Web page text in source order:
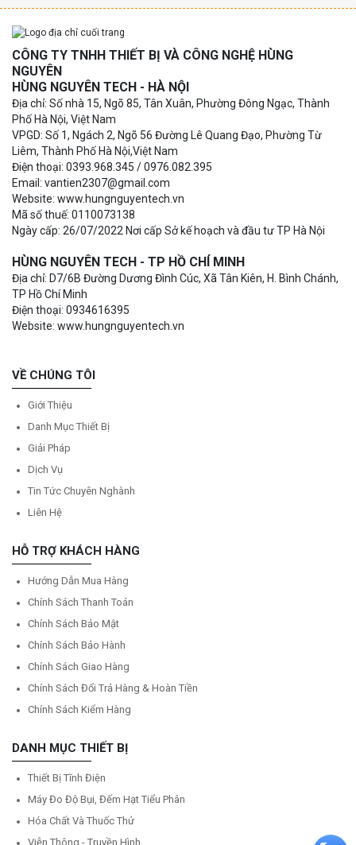
CÔNG TY TNHH THIẾT BỊ VÀ CÔNG NGHỆ HÙNG
NGUYÊN
HÙNG NGUYÊN TECH - HÀ NỘI
Địa chỉ: Số nhà 15, Ngõ 85, Tân Xuân, Phường Đông Ngạc, Thành
Phố Hà Nội, Việt Nam
VPGD: Số 1, Ngách 2, Ngõ 56 Đường Lê Quang Đạo, Phường Từ
Liêm, Thành Phố Hà Nội,Việt Nam
Điện thoại: 0393.968.345 / 0976.082.395
Email: vantien2307@gmail.com
Website: www.hungnguyentech.vn
Mã số thuế: 0110073138
Ngày cấp: 26/07/2022 Nơi cấp Sở kế hoạch và đầu tư TP Hà Nội
HÙNG NGUYÊN TECH - TP HỒ CHÍ MINH
Địa chỉ: D7/6B Đường Dương Đình Cúc, Xã Tân Kiên, H. Bình Chánh,
TP Hồ Chí Minh
Điện thoại: 0934616395
Website: www.hungnguyentech.vn
VỀ CHÚNG TÔI
Giới Thiệu
Danh Mục Thiết Bị
Giải Pháp
Dịch Vụ
Tin Tức Chuyên Nghành
Liên Hệ
HỖ TRỢ KHÁCH HÀNG
Hướng Dẫn Mua Hàng
Chính Sách Thanh Toán
Chính Sách Bảo Mật
Chính Sách Bảo Hành
Chính Sách Giao Hàng
Chính Sách Đổi Trả Hàng & Hoàn Tiền
Chính Sách Kiểm Hàng
DANH MỤC THIẾT BỊ
Thiết Bị Tĩnh Điện
Máy Đo Độ Bụi, Đếm Hạt Tiểu Phân
Hóa Chất Và Thuốc Thử
Viễn Thông - Truyền Hình